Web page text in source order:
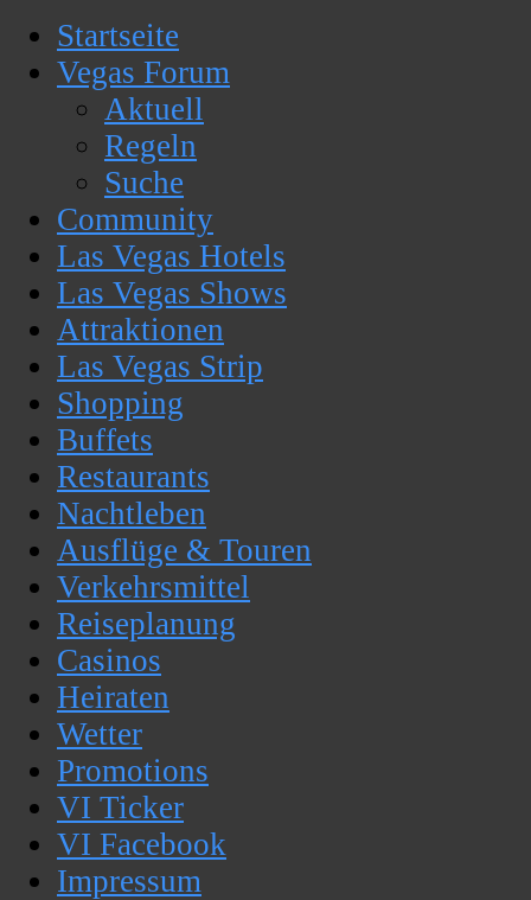
Startseite
Vegas Forum
Aktuell
Regeln
Suche
Community
Las Vegas Hotels
Las Vegas Shows
Attraktionen
Las Vegas Strip
Shopping
Buffets
Restaurants
Nachtleben
Ausflüge & Touren
Verkehrsmittel
Reiseplanung
Casinos
Heiraten
Wetter
Promotions
VI Ticker
VI Facebook
Impressum